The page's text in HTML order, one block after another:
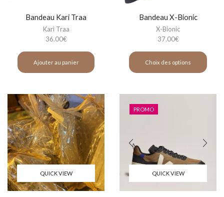
Bandeau Kari Traa
Kari Traa
36.00€
Ajouter au panier
Bandeau X-Bionic
X-Bionic
37.00€
Choix des options
QUICK VIEW
PROMO
QUICK VIEW